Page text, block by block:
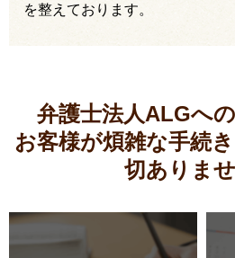
を整えております。
弁護士法人ALGへの
お客様が煩雑な手続
切ありませ